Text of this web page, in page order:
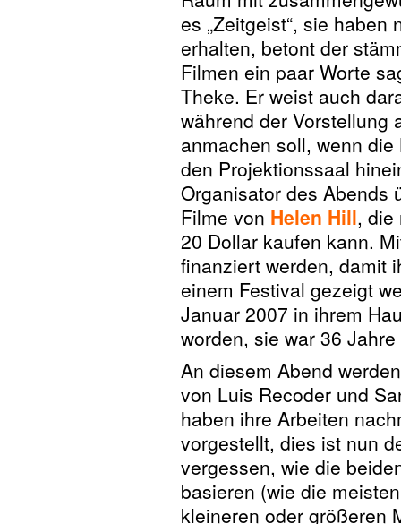
es „Zeitgeist“, sie
erhalten, betont der
Filmen ein paar Worte
Theke. Er weist auch
während der Vorstellung
anmachen soll, wenn
den Projektionssaal
Organisator des Abends
Filme von Helen Hill, die
20 Dollar kaufen kann.
finanziert werden, damit
einem Festival gezeigt
Januar 2007 in ihrem
worden, sie war 36
An diesem Abend
von Luis Recoder und
haben ihre Arbeiten
vorgestellt, dies ist nun
vergessen, wie die
basieren (wie die
kleineren oder größeren